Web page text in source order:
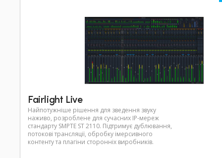
Fairlight Live
Найпотужніше рішення для зведення звуку
наживо, розроблене для сучасних IP-мереж
стандарту SMPTE ST 2110. Підтримує дублювання,
потокові трансляції, обробку імерсивного
контенту та плагіни сторонніх виробників.